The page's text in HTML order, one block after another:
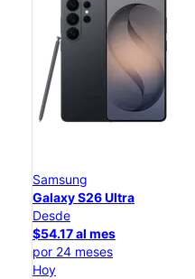
Samsung
Galaxy S26 Ultra
Desde
$54.17 al mes
por 24 meses
Hoy